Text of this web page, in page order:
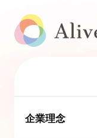
企業理念